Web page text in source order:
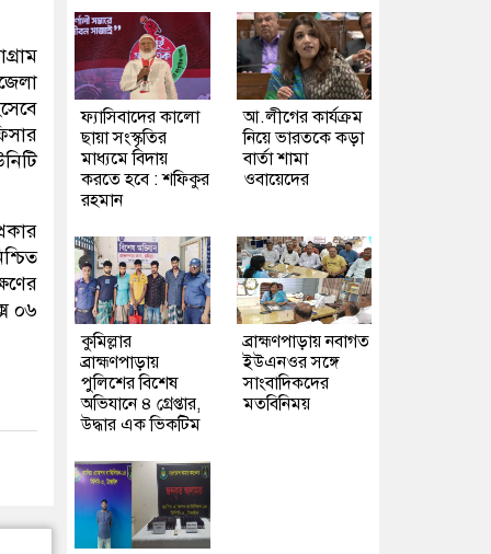
০৬
ফ্যাসিবাদের কালো
ছায়া সংস্কৃতির
মাধ্যমে বিদায়
করতে হবে : শফিকুর
রহমান
আ.লীগের কার্যক্রম
নিয়ে ভারতকে কড়া
বার্তা শামা
ওবায়েদের
কুমিল্লার
ব্রাহ্মণপাড়ায়
পুলিশের বিশেষ
অভিযানে ৪ গ্রেপ্তার,
উদ্ধার এক ভিকটিম
ব্রাহ্মণপাড়ায় নবাগত
ইউএনওর সঙ্গে
সাংবাদিকদের
মতবিনিময়